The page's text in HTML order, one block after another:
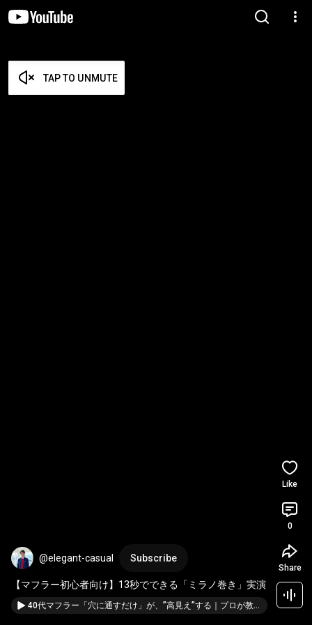
TAP TO UNMUTE
@elegant-casual Subscribe
【マフラー初心者向け】13秒でできる「ミラノ巻き」実演
40代マフラー「穴に通すだけ」が、”高見え”する｜プロが教える巻き方の裏事情
Like
0
Share